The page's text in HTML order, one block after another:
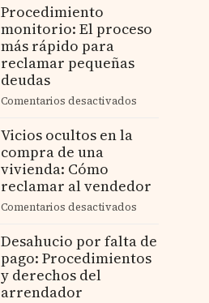
de
frente
Procedimiento
monitorio: El proceso
más rápido para
reclamar pequeñas
deudas
Comentarios desactivados
más
pequeñas
deudas
Vicios ocultos en la
compra de una
vivienda: Cómo
reclamar al vendedor
Comentarios desactivados
ocultos
en
Desahucio por falta de
pago: Procedimientos
y derechos del
arrendador